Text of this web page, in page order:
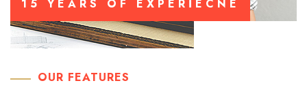
15 YEARS OF EXPERIECNE
OUR FEATURES